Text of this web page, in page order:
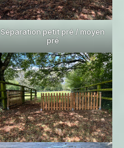
Séparation petit pré / moyen
pré